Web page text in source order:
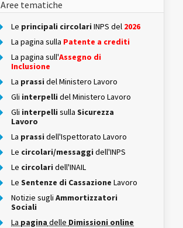
Aree tematiche
Le principali circolari INPS del 2026
La pagina sulla Patente a crediti
La pagina sull'Assegno di
Inclusione
La prassi del Ministero Lavoro
Gli interpelli del Ministero Lavoro
Gli interpelli sulla Sicurezza
Lavoro
La prassi dell'Ispettorato Lavoro
Le circolari/messaggi dell'INPS
Le circolari dell'INAIL
Le Sentenze di Cassazione Lavoro
Notizie sugli Ammortizzatori
Sociali
La pagina delle Dimissioni online